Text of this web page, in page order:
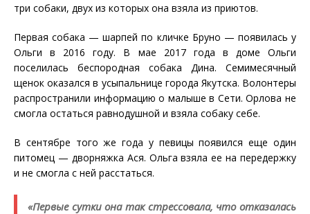
три собаки, двух из которых она взяла из приютов.
Первая собака — шарпей по кличке Бруно — появилась у
Ольги в 2016 году. В мае 2017 года в доме Ольги
поселилась беспородная собака Дина. Семимесячный
щенок оказался в усыпальнице города Якутска. Волонтеры
распространили информацию о малыше в Сети. Орлова не
смогла остаться равнодушной и взяла собаку себе.
В сентябре того же года у певицы появился еще один
питомец — дворняжка Ася. Ольга взяла ее на передержку
и не смогла с ней расстаться.
«Первые сутки она так стрессовала, что отказалась